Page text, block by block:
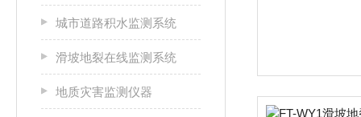
城市道路积水监测系统
滑坡地裂在线监测系统
地质灾害监测仪器